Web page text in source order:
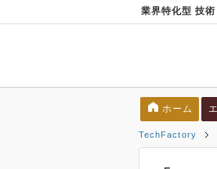
業界特化型 技
ホーム
TechFactory